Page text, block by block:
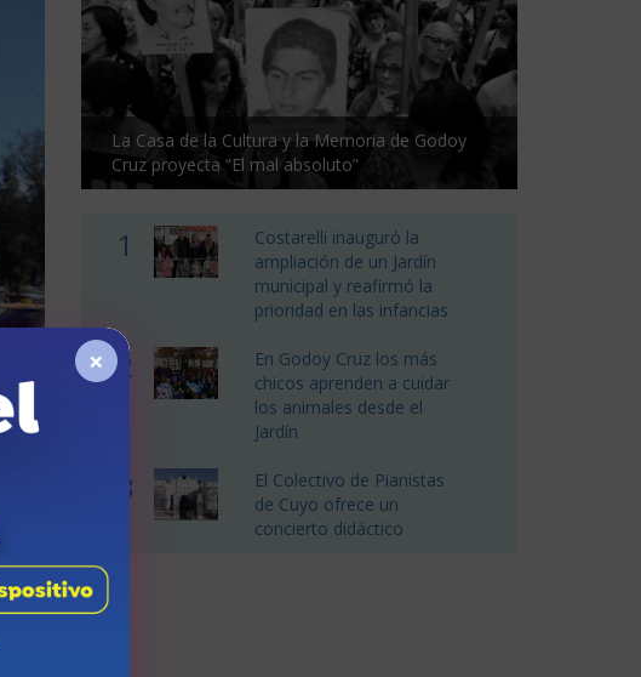
La Casa de la Cultura y la Memoria de Godoy
Cruz proyecta “El mal absoluto”
1
Costarelli inauguró la
ampliación de un Jardín
municipal y reafirmó la
prioridad en las infancias
2
En Godoy Cruz los más
chicos aprenden a cuidar
los animales desde el
Jardín
3
El Colectivo de Pianistas
de Cuyo ofrece un
concierto didáctico
×